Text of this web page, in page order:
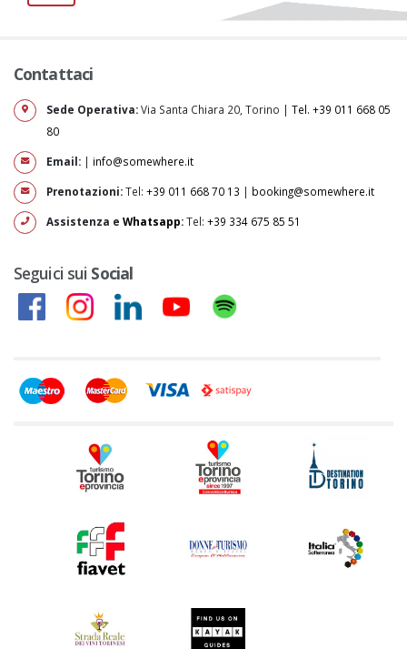
Contattaci
Sede Operativa:Via Santa Chiara 20, Torino | Tel. +39 011 668 05
80
Email: | info@somewhere.it
Prenotazioni:Tel: +39 011 668 70 13 | booking@somewhere.it
Assistenza e Whatsapp:Tel: +39 334 675 85 51
Seguici sui Social